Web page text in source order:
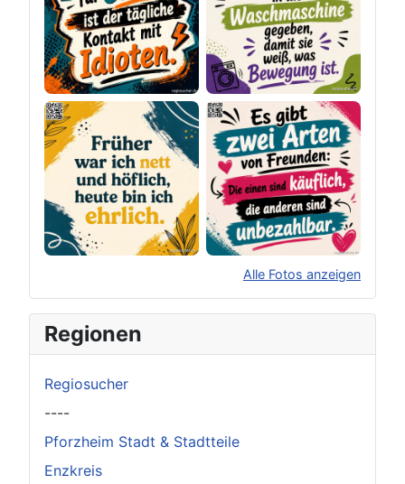
Alle Fotos anzeigen
Original herunterladen
Regionen
Regiosucher
----
Pforzheim Stadt & Stadtteile
Enzkreis